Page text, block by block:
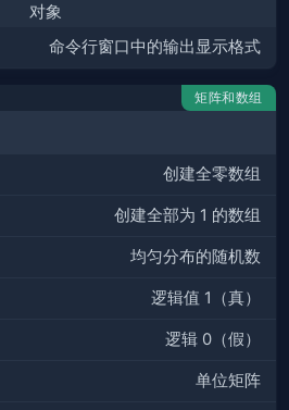
对象
命令行窗口中的输出显示格式
矩阵和数组
创建全零数组
创建全部为 1 的数组
均匀分布的随机数
逻辑值 1（真）
逻辑 0（假）
单位矩阵